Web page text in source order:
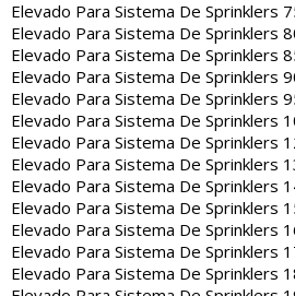
Elevado Para Sistema De Sprinklers
Elevado Para Sistema De Sprinklers
Elevado Para Sistema De Sprinklers
Elevado Para Sistema De Sprinklers
Elevado Para Sistema De Sprinklers
Elevado Para Sistema De Sprinklers
Elevado Para Sistema De Sprinklers
Elevado Para Sistema De Sprinklers
Elevado Para Sistema De Sprinklers
Elevado Para Sistema De Sprinklers
Elevado Para Sistema De Sprinklers
Elevado Para Sistema De Sprinklers
Elevado Para Sistema De Sprinklers